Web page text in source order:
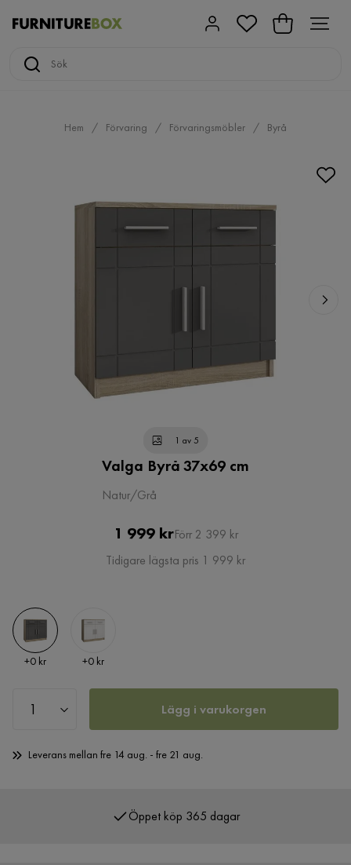
Hem Förvaring Förvaringsmöbler Byrå
1 av 5
Valga Byrå 37x69 cm
Natur/Grå
Pris
1 999 krOriginal
Pris
Förr 2 399 kr
Tidigare lägsta pris 1 999 kr
Pris
+0 kr Pris
+0 kr
Lägg i varukorgen
Leverans mellan fre 14 aug. - fre 21 aug.
Över 400 000 nöjda kunder